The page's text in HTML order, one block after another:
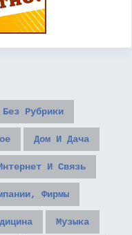
Без Рубрики
Дом И Дача
И Связь
Фирмы
Музыка